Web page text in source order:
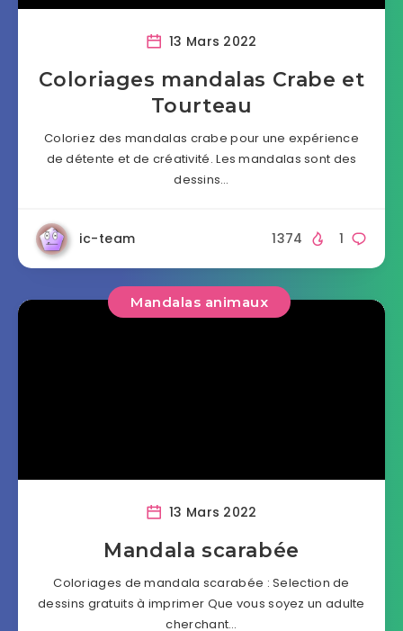
13 Mars 2022
Coloriages mandalas Crabe et
Tourteau
Coloriez des mandalas crabe pour une expérience
de détente et de créativité. Les mandalas sont des
dessins…
ic-team 1
1374
Mandalas animaux
13 Mars 2022
Mandala scarabée
Coloriages de mandala scarabée : Selection de
dessins gratuits à imprimer Que vous soyez un adulte
cherchant…